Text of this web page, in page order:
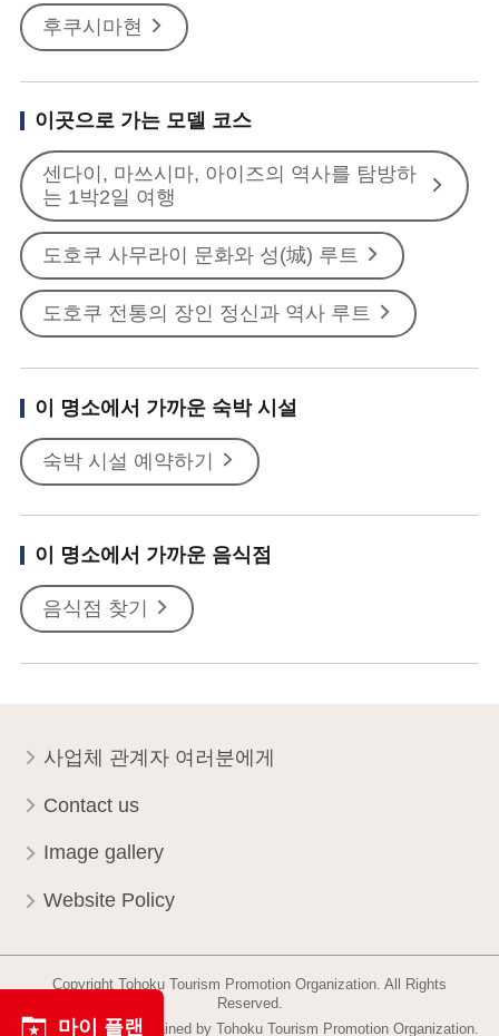
후쿠시마현
이곳으로 가는 모델 코스
센다이, 마쓰시마, 아이즈의 역사를 탐방하
는 1박2일 여행
도호쿠 사무라이 문화와 성(城) 루트
도호쿠 전통의 장인 정신과 역사 루트
이 명소에서 가까운 숙박 시설
숙박 시설 예약하기
이 명소에서 가까운 음식점
음식점 찾기
사업체 관계자 여러분에게
Contact us
Image gallery
Website Policy
Copyright Tohoku Tourism Promotion Organization. All Rights
Reserved.
This website is maintained by Tohoku Tourism Promotion Organization.
마이 플랜